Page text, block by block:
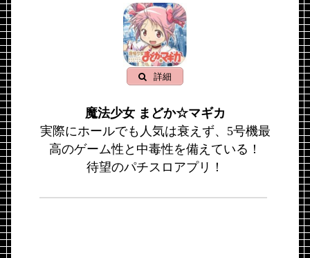
詳細
魔法少女 まどか☆マギカ
実際にホールでも人気は衰えず、5号機最
高のゲーム性と中毒性を備えている！
待望のパチスロアプリ！